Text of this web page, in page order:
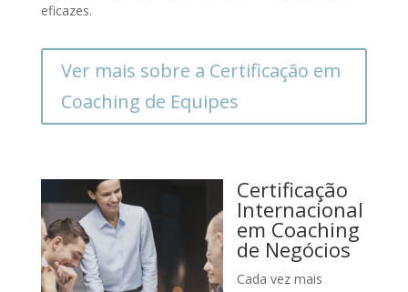
eficazes.
Ver mais sobre a Certificação em
Coaching de Equipes
Certificação
Internacional
em Coaching
de Negócios
Cada vez mais